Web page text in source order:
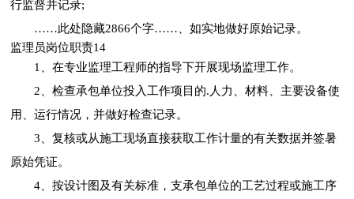
行监督并记录;
……此处隐藏2866个字……、如实地做好原始记录。
监理员岗位职责14
1、在专业监理工程师的指导下开展现场监理工作。
2、检查承包单位投入工作项目的.人力、材料、主要设备使
用、运行情况，并做好检查记录。
3、复核或从施工现场直接获取工作计量的有关数据并签暑
原始凭证。
4、按设计图及有关标准，支承包单位的工艺过程或施工序